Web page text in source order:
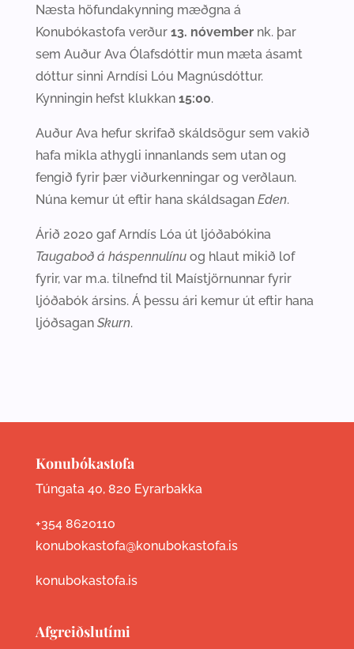
Næsta höfundakynning mæðgna á
Konubókastofa verður 13. nóvembernk. þar
sem Auður Ava Ólafsdóttir mun mæta ásamt
dóttur sinni Arndísi Lóu Magnúsdóttur.
Kynningin hefst klukkan 15:00.
Auður Ava hefur skrifað skáldsögur sem vakið
hafa mikla athygli innanlands sem utan og
fengið fyrir þær viðurkenningar og verðlaun.
Núna kemur út eftir hana skáldsagan Eden.
Árið 2020 gaf Arndís Lóa út ljóðabókina
Taugaboð á háspennulínuog hlaut mikið lof
fyrir, var m.a. tilnefnd til Maístjörnunnar fyrir
ljóðabók ársins. Á þessu ári kemur út eftir hana
ljóðsagan Skurn.
Konubókastofa
Túngata 40, 820 Eyrarbakka
+354 8620110
konubokastofa@konubokastofa.is
konubokastofa.is
Afgreiðslutími